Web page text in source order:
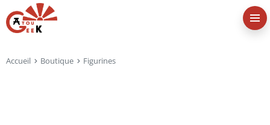
Accueil Boutique Figurines